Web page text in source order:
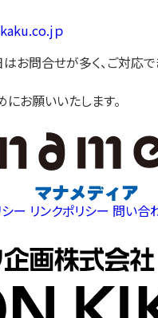
ｐ
お問合せが多く、ご対応
お願いいたします。
ー リンクポリシー 問い合